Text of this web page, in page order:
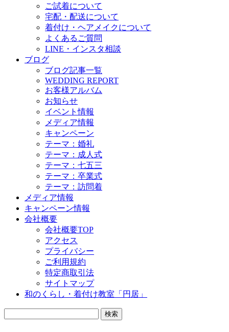
ご試着について
宅配・配送について
着付け・ヘアメイクについて
よくあるご質問
LINE・インスタ相談
ブログ
ブログ記事一覧
WEDDING REPORT
お客様アルバム
お知らせ
イベント情報
メディア情報
キャンペーン
テーマ：婚礼
テーマ：成人式
テーマ：七五三
テーマ：卒業式
テーマ：訪問着
メディア情報
キャンペーン情報
会社概要
会社概要TOP
アクセス
プライバシー
ご利用規約
特定商取引法
サイトマップ
和のくらし・着付け教室「円居」